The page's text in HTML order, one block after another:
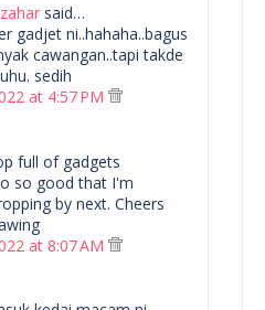
said…
gadjet ni..hahaha..bagus
cawangan..tapi takde
sedih
at 4:57 PM
full of gadgets
so good that I'm
by next. Cheers
at 8:07 AM